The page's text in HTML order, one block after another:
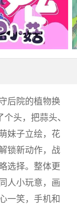
后院的植物换
头，把蒜头、
妹子立绘，花
锁新动作，战
选择。整体更
人小玩意，画
一笑，手机和